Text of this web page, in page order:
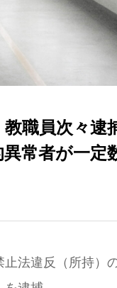
教職員次々
常者が一定
法違反（所持）